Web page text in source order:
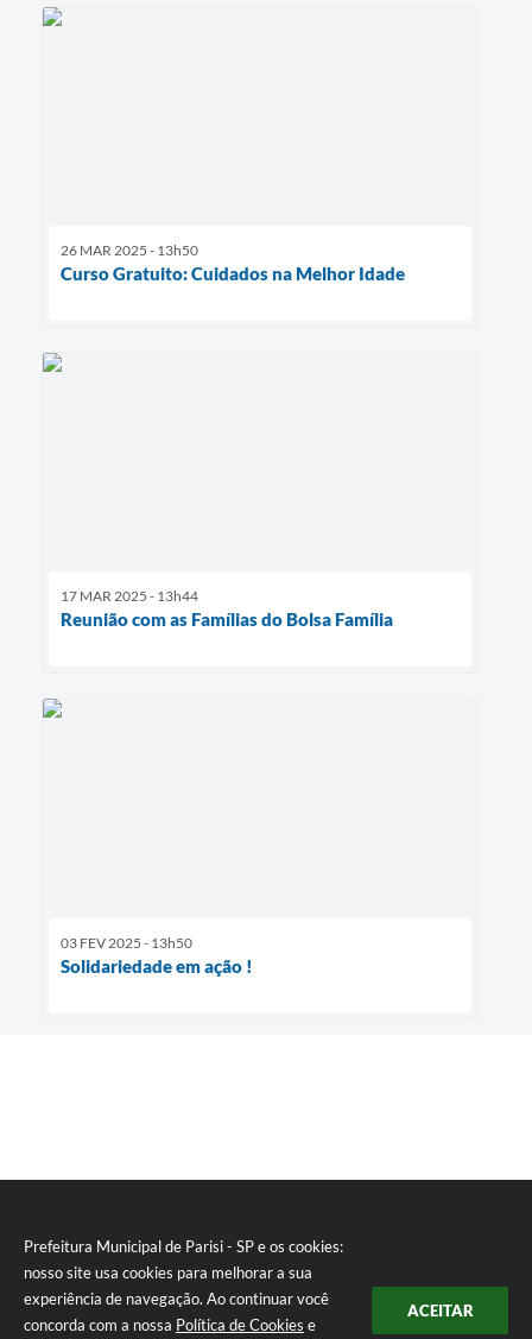
Prefeitura Municipal de Parisi - SP e os cookies:
nosso site usa cookies para melhorar a sua
experiência de navegação. Ao continuar você
concorda com a nossa Política de Cookies e
ACEITAR
26 MAR 2025 - 13h50
Curso Gratuito: Cuidados na Melhor Idade
17 MAR 2025 - 13h44
Reunião com as Famílias do Bolsa Família
03 FEV 2025 - 13h50
Solidariedade em ação !